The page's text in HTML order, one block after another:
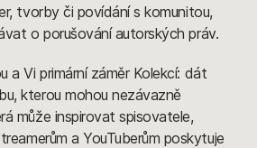
tvorby či povídání s komunitou,
o porušování autorských práv.
a Vi primární záměr Kolekcí: dát
kterou mohou nezávazně
může inspirovat spisovatele,
a YouTuberům poskytuje